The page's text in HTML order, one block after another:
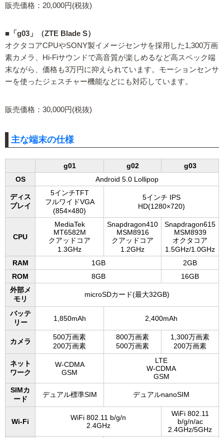
販売価格：20,000円(税抜)
■「g03」（ZTE Blade S）
オクタコアCPUやSONY製イメージセンサを採用した1,300万画
素カメラ、Hi-Fiサウンドで高音質が楽しめるなど高スペック端
末ながら、価格も3万円に抑えられています。モーションセンサ
ーを使ったジェスチャー機能などにも対応しています。
販売価格：30,000円(税抜)
主な端末の仕様
g01 g02
g03
OS
Android 5.0 Lollipop
ディス
プレイ
5インチTFT
フルワイドVGA
(854×480)
5インチ IPS
HD(1280×720)
CPU
MediaTek
MT6582M
クアッドコア
1.3GHz
Snapdragon410
MSM8916
クアッドコア
1.2GHz
Snapdragon615
MSM8939
オクタコア
1.5GHz/1.0GHz
RAM
1GB
2GB
ROM
8GB
16GB
外部メ
モリ
microSDカード(最大32GB)
バッテ
リー
1,850mAh 2,400mAh
カメラ
500万画素
200万画素
800万画素
500万画素
1,300万画素
200万画素
ネット
ワーク
W-CDMA
GSM
LTE
W-CDMA
GSM
SIMカ
ード
デュアル標準SIM デュアルnanoSIM
Wi-Fi
WiFi 802.11 b/g/n
2.4GHz
WiFi 802.11
b/g/n/ac
2.4GHz/5GHz